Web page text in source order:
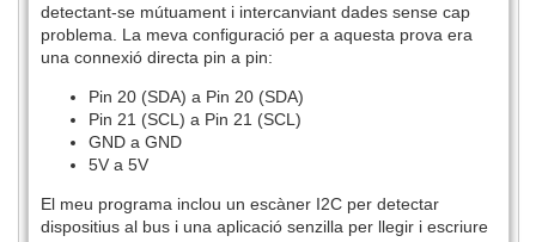
detectant-se mútuament i intercanviant dades sense cap
problema. La meva configuració per a aquesta prova era
una connexió directa pin a pin:
Pin 20 (SDA) a Pin 20 (SDA)
Pin 21 (SCL) a Pin 21 (SCL)
GND a GND
5V a 5V
El meu programa inclou un escàner I2C per detectar
dispositius al bus i una aplicació senzilla per llegir i escriure